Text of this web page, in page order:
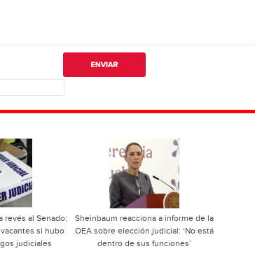
revés al Senado:
si hubo
judiciales
Sheinbaum reacciona a informe de la
OEA sobre elección judicial: ‘No está
dentro de sus funciones’